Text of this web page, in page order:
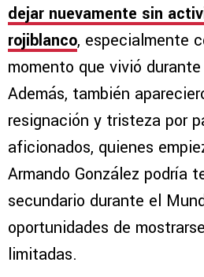
dejar nuevamente sin
rojiblanco, especialmente
momento que vivió
Además, también
resignación y tristeza por
aficionados, quienes
Armando González podría
secundario durante el
oportunidades de
limitadas.